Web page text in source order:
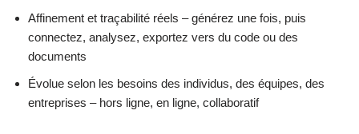
Affinement et traçabilité réels – générez une fois, puis
connectez, analysez, exportez vers du code ou des
documents
Évolue selon les besoins des individus, des équipes, des
entreprises – hors ligne, en ligne, collaboratif